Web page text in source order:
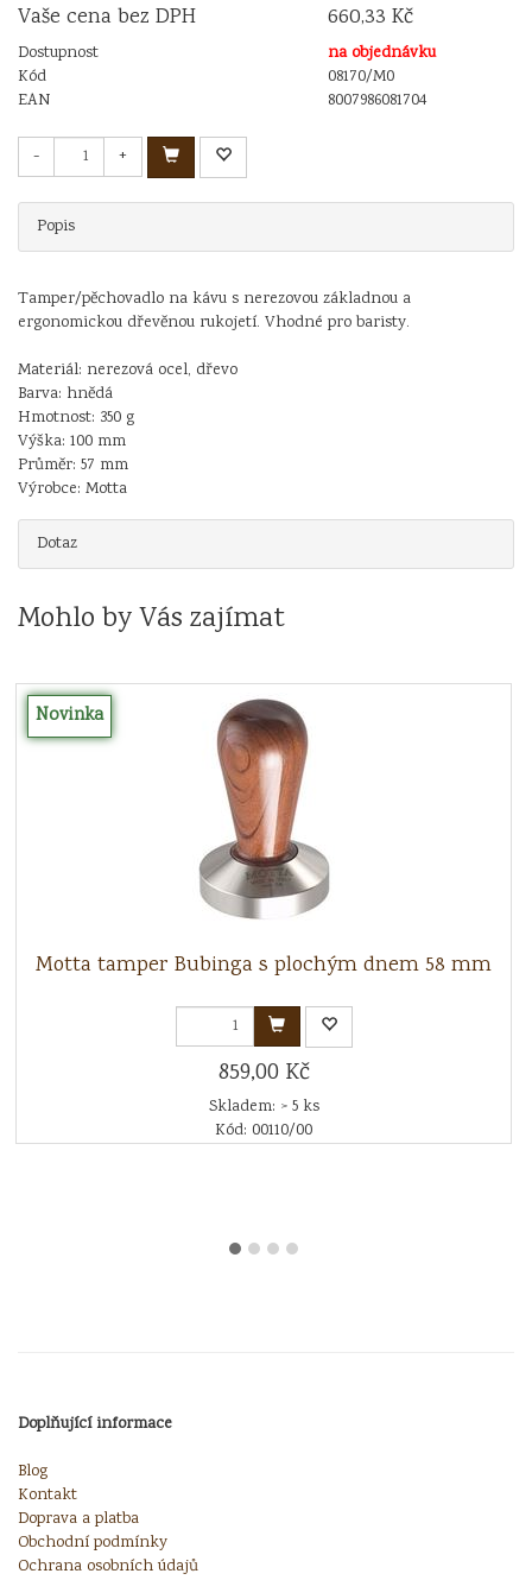
Vaše cena bez DPH
660,33 Kč
Dostupnost
na objednávku
Kód
08170/M0
EAN
8007986081704
- +
Popis
Tamper/pěchovadlo na kávu s nerezovou základnou a
ergonomickou dřevěnou rukojetí. Vhodné pro baristy.
Materiál: nerezová ocel, dřevo
Barva: hnědá
Hmotnost: 350 g
Výška: 100 mm
Průměr: 57 mm
Výrobce: Motta
Dotaz
Mohlo by Vás zajímat
Novinka
Motta tamper Bubinga s plochým dnem 58 mm
859,00 Kč
Skladem: > 5 ks
Kód: 00110/00
Doplňující informace
Blog
Kontakt
Doprava a platba
Obchodní podmínky
Ochrana osobních údajů